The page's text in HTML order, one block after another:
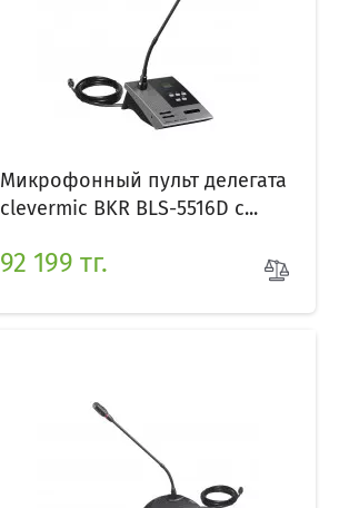
Микрофонный пульт делегата
clevermic BKR BLS-5516D с...
92 199 тг.